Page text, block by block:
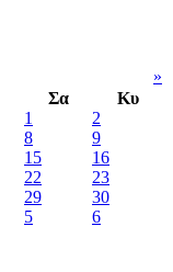
»
Σα
Κυ
1
2
8
9
15
16
22
23
29
30
5 6